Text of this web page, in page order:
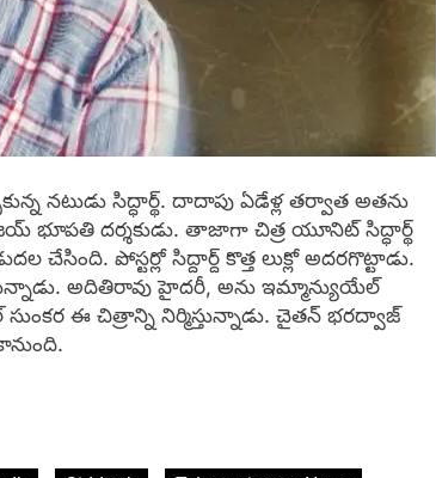
నటుడు సిద్ధార్థ్. దాదాపు ఏడేళ్ల తర్వాత అతను
భూపతి దర్శకుడు. తాజాగా చిత్ర యూనిట్ సిద్ధార్థ్
చేసింది. పోస్టర్లో సిద్దార్ద్ కొత్త లుక్లో అదరగొట్టాడు.
అదితిరావు హైదరీ, అను ఇమ్మాన్యుయేల్
ఈ చిత్రాన్ని నిర్మిస్తున్నాడు. చైతన్‌ భరద్వాజ్‌